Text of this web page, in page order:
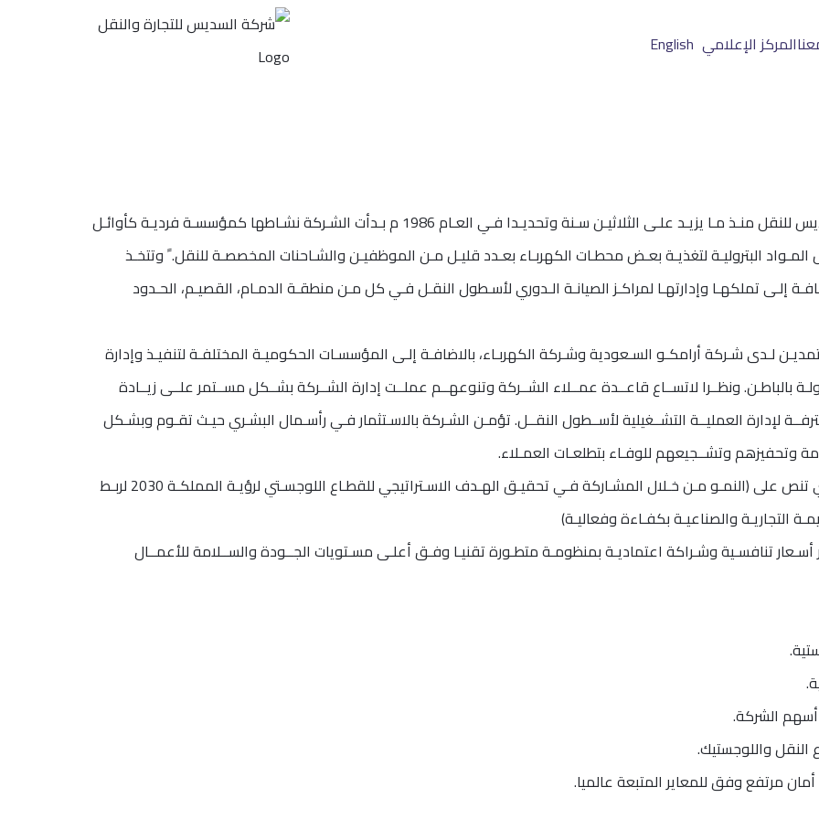
المركز الإعلامي English
تأسست شركة السديس للتجارة والنقل والمعروفة بالسديس للنقل منـذ مـا يزيـد علـى الثلاثيـن سـنة وتحديـدا فـي العـام 1986 م بـدأت الشـركة نشـاطها كمؤسسـة فرديـة كأوائـل
المـواد البتروليـة لتغذيـة بعـض محطـات الكهربـاء بعـدد قليـل مـن الموظفيـن والشـاحنات المخصصـة للنقل. ً وتتخـذ
إلـى تملكهـا وإدارتهـا لمراكـز الصيانـة الـدوري لأسـطول النقـل فـي كل مـن منطقـة الدمـام، القصيـم، الحـدود
لـدى شـركة أرامكـو السـعودية وشـركة الكهربـاء، بالاضافـة إلـى المؤسسـات الحكوميـة المختلفـة لتنفيـذ وإدارة
ونظــرا لاتســاع قاعــدة عمــلاء الشــركة وتنوعهــم عملــت إدارة الشــركة بشــكل مســتمر علــى زيــادة
لإدارة العمليــة التشــغيلية لأســطول النقــل. تؤمـن الشـركة بالاسـتثمار فـي رأسـمال البشـري حيـث تقـوم وبشـكل
وتحفيزهم وتشــجيعهم للوفـاء بتطلعـات العمـلاء.
وقد وضعت الشركة خطة استراتيجية ، لتحقيق رؤيتها التي تنص على (النمـو مـن خـلال المشـاركة فـي تحقيـق الهـدف الاسـتراتيجي للقطـاع اللوجسـتي لرؤيـة المملكـة 2030 لربـط
التجاريـة والصناعيـة بكفـاءة وفعاليـة)
تنافسـية وشـراكة اعتماديـة بمنظومـة متطـورة تقنيـا وفـق أعلـى مسـتويات الجــودة والســلامة للأعمــال
الشركة.
واللوجستيك.
مرتفع وفق للمعاير المتبعة عالميا.